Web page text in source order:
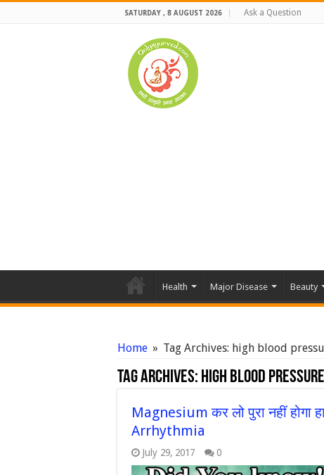
SATURDAY , 8 AUGUST 2026 Ask a Question
Health Major Disease Beauty
Home » Tag Archives: high blood
Tag Archives: high blood
Magnesium कर लो पुरा नहीं होगा
Arrhythmia
July 29, 2017 0